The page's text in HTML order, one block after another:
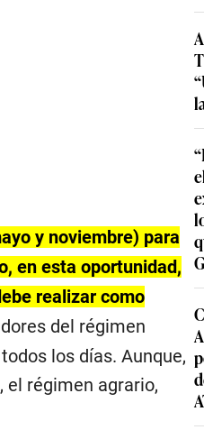
y noviembre) para
en esta oportunidad,
realizar como
del régimen
los días. Aunque,
el régimen agrario,